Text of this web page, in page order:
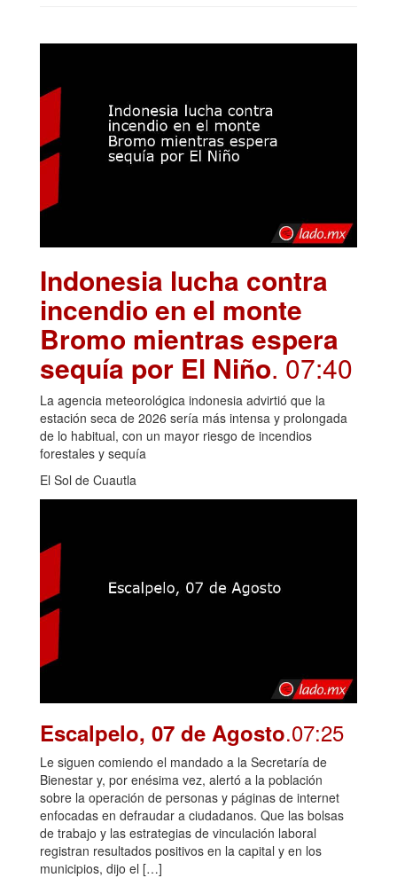
Indonesia lucha contra
incendio en el monte
Bromo mientras espera
sequía por El Niño. 07:40
La agencia meteorológica indonesia advirtió que la
estación seca de 2026 sería más intensa y prolongada
de lo habitual, con un mayor riesgo de incendios
forestales y sequía
El Sol de Cuautla
Escalpelo, 07 de Agosto.07:25
Le siguen comiendo el mandado a la Secretaría de
Bienestar y, por enésima vez, alertó a la población
sobre la operación de personas y páginas de internet
enfocadas en defraudar a ciudadanos. Que las bolsas
de trabajo y las estrategias de vinculación laboral
registran resultados positivos en la capital y en los
municipios, dijo el […]